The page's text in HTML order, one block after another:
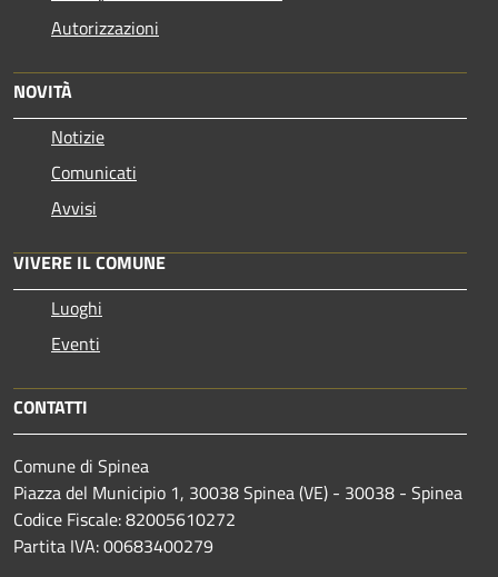
Autorizzazioni
NOVITÀ
Notizie
Comunicati
Avvisi
VIVERE IL COMUNE
Luoghi
Eventi
CONTATTI
Comune di Spinea
Piazza del Municipio 1, 30038 Spinea (VE) - 30038 - Spinea
Codice Fiscale: 82005610272
Partita IVA: 00683400279